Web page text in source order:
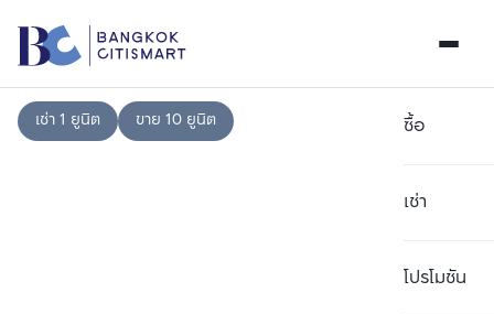
ซื้อ
เช่า
โปรโมชัน
เช่า 1 ยูนิต ขาย 10 ยูนิต